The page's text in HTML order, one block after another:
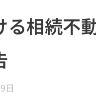
る相続不
日